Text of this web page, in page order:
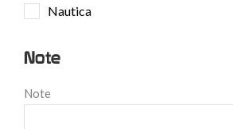
Nautica
Note
Note